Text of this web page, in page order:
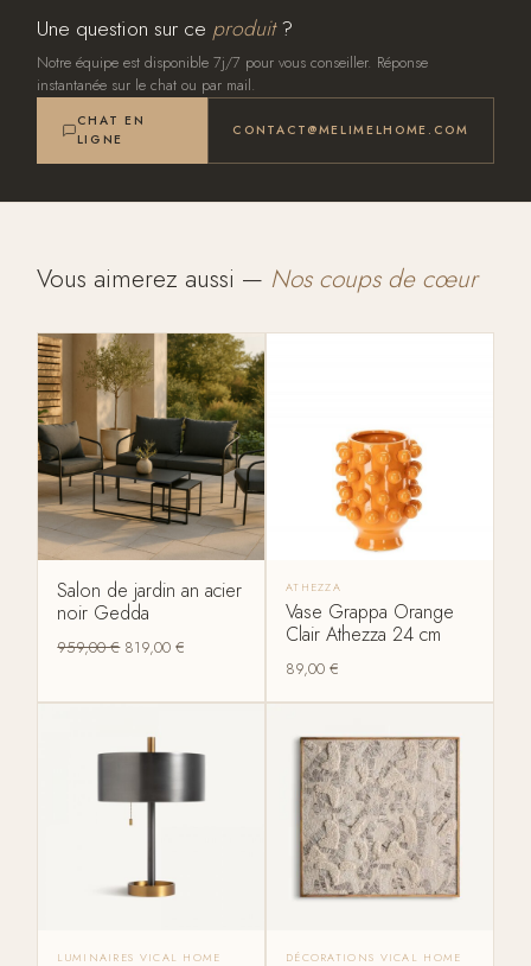
Une question sur ce produit?
Notre équipe est disponible 7j/7 pour vous conseiller. Réponse
instantanée sur le chat ou par mail.
CHAT EN
LIGNE
CONTACT@MELIMELHOME.COM
Vous aimerez aussi — Nos coups de cœur
Salon de jardin an acier
noir Gedda
959,00€ 819,00€
ATHEZZA
Vase Grappa Orange
Clair Athezza 24 cm
89,00 €
LUMINAIRES VICAL HOME DÉCORATIONS VICAL HOME